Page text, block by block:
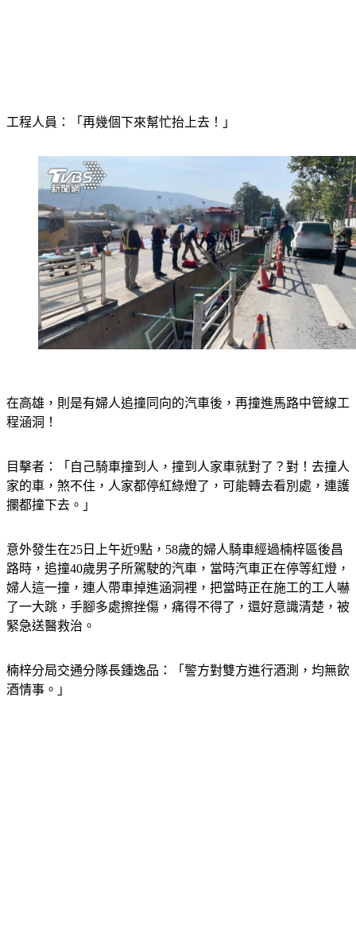
工程人員：「再幾個下來幫忙抬上去！」
在高雄，則是有婦人追撞同向的汽車後，再撞進馬路中管線工
程涵洞！
目擊者：「自己騎車撞到人，撞到人家車就對了？對！去撞人
家的車，煞不住，人家都停紅綠燈了，可能轉去看別處，連護
攔都撞下去。」
意外發生在25日上午近9點，58歲的婦人騎車經過楠梓區後昌
路時，追撞40歲男子所駕駛的汽車，當時汽車正在停等紅燈，
婦人這一撞，連人帶車掉進涵洞裡，把當時正在施工的工人嚇
了一大跳，手腳多處擦挫傷，痛得不得了，還好意識清楚，被
緊急送醫救治。
楠梓分局交通分隊長鍾逸品：「警方對雙方進行酒測，均無飲
酒情事。」